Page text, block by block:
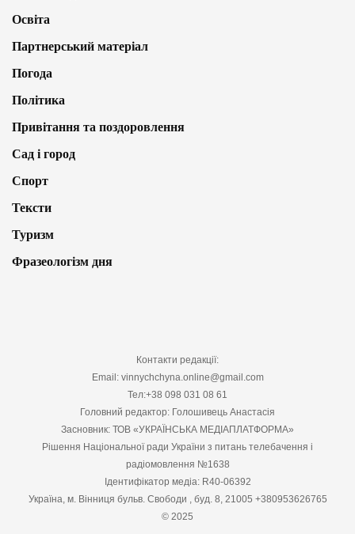
Освіта
Партнерський матеріал
Погода
Політика
Привітання та поздоровлення
Сад і город
Спорт
Тексти
Туризм
Фразеологізм дня
Контакти редакції:
Email: vinnychchyna.online@gmail.com
Тел:+38 098 031 08 61
Головний редактор: Голошивець Анастасія
Засновник: ТОВ «УКРАЇНСЬКА МЕДІАПЛАТФОРМА»
Рішення Національної ради України з питань телебачення і
радіомовлення №1638
Ідентифікатор медіа: R40-06392
Україна, м. Вінниця бульв. Свободи , буд. 8, 21005 +380953626765
© 2025